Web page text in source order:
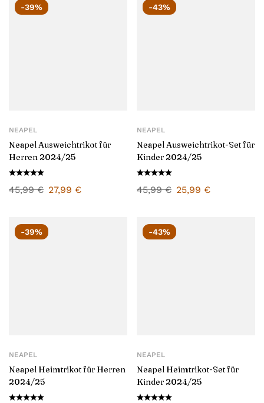
-39%
NEAPEL
Neapel Ausweichtrikot für
Herren 2024/25
45,99€ 27,99 €
-43%
NEAPEL
Neapel Ausweichtrikot-Set für
Kinder 2024/25
45,99€ 25,99 €
-39%
NEAPEL
Neapel Heimtrikot für Herren
2024/25
-43%
NEAPEL
Neapel Heimtrikot-Set für
Kinder 2024/25